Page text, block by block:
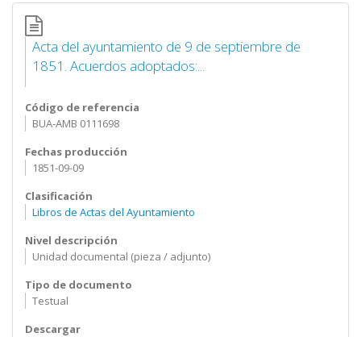
Acta del ayuntamiento de 9 de septiembre de
1851. Acuerdos adoptados:...
Código de referencia
BUA-AMB 0111698
Fechas producción
1851-09-09
Clasificación
Libros de Actas del Ayuntamiento
Nivel descripción
Unidad documental (pieza / adjunto)
Tipo de documento
Testual
Descargar